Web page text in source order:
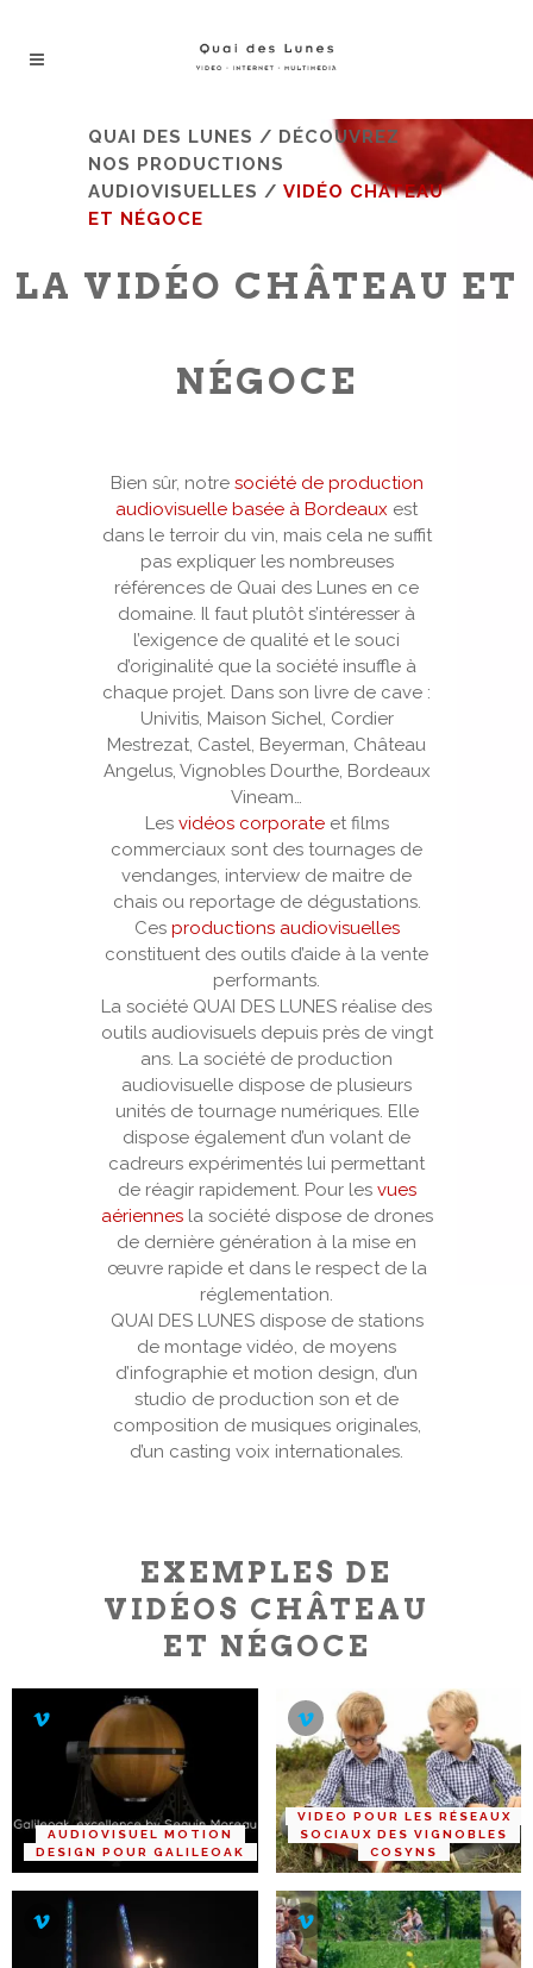
QUAI DES LUNES / DÉCOUVREZ
NOS PRODUCTIONS
AUDIOVISUELLES / VIDÉO CHÂTEAU
ET NÉGOCE
LA VIDÉO CHÂTEAU ET
NÉGOCE
Bien sûr, notre société de production
audiovisuelle basée à Bordeaux est
dans le terroir du vin, mais cela ne suffit
pas expliquer les nombreuses
références de Quai des Lunes en ce
domaine. Il faut plutôt s’intéresser à
l’exigence de qualité et le souci
d’originalité que la société insuffle à
chaque projet. Dans son livre de cave :
Univitis, Maison Sichel, Cordier
Mestrezat, Castel, Beyerman, Château
Angelus, Vignobles Dourthe, Bordeaux
Vineam…
Les vidéos corporateet films
commerciaux sont des tournages de
vendanges, interview de maitre de
chais ou reportage de dégustations.
Ces productions audiovisuelles
constituent des outils d’aide à la vente
performants.
La société QUAI DES LUNES réalise des
outils audiovisuels depuis près de vingt
ans. La société de production
audiovisuelle dispose de plusieurs
unités de tournage numériques. Elle
dispose également d’un volant de
cadreurs expérimentés lui permettant
de réagir rapidement. Pour les vues
aériennesla société dispose de drones
de dernière génération à la mise en
œuvre rapide et dans le respect de la
réglementation.
QUAI DES LUNES dispose de stations
de montage vidéo, de moyens
d’infographie et motion design, d’un
studio de production son et de
composition de musiques originales,
d’un casting voix internationales.
EXEMPLES DE
VIDÉOS CHÂTEAU
ET NÉGOCE
AUDIOVISUEL MOTION
DESIGN POUR GALILEOAK
VIDEO POUR LES RÉSEAUX
SOCIAUX DES VIGNOBLES
COSYNS